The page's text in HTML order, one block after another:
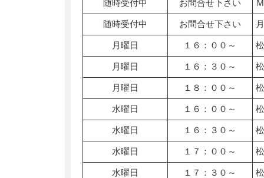
随時受付中 お問合せ下さい
随時受付中 お問合せ下さい
月曜日 １６：００～
月曜日 １６：３０～
月曜日 １８：００～
水曜日 １６：００～
水曜日 １６：３０～
水曜日 １７：００～
水曜日 １７：３０～